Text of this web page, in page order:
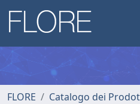
FLORE
Catalogo dei